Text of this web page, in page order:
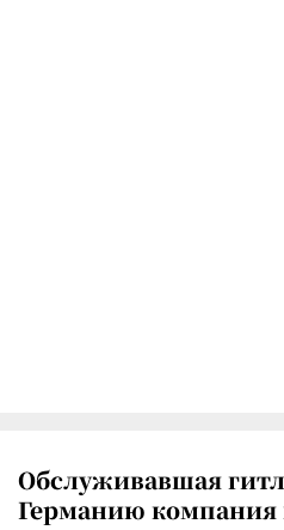
Обслуживавшая
Германию компания